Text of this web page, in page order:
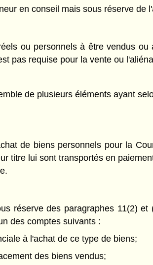
en conseil mais sous réserve de
ou personnels à être vendus
pas requise pour la vente ou
de plusieurs éléments ayant
de biens personnels pour la
titre lui sont transportés en
réserve des paragraphes 11(2)
des comptes suivants :
à l'achat de ce type de biens;
des biens vendus;